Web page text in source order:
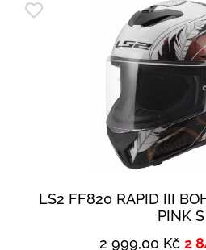
LS2 FF820 RAPID III
PINK S
2 999,00Kč 2